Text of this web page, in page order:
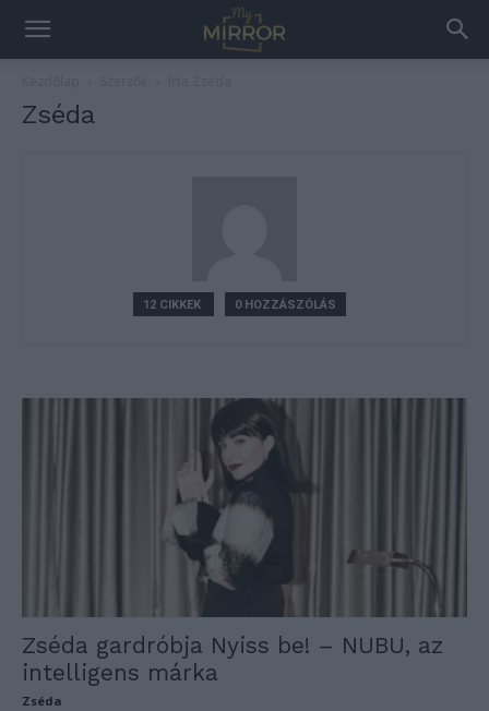
Zséda
12 CIKKEK 0 HOZZÁSZÓLÁS
Zséda gardróbja Nyiss be! – NUBU, az
intelligens márka
Zséda